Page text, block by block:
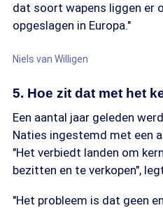
dat soort wapens liggen er
opgeslagen in Europa."
Niels van Willigen
5. Hoe zit dat met het
Een aantal jaar geleden
Naties ingestemd met een
"Het verbiedt landen om
bezitten en te verkopen",
"Het probleem is dat geen